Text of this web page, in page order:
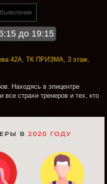
до 19:15
42А, ТК ПРИЗМА, 3 этаж,
Находясь в эпицентре
страхи тренеров и тех, кто